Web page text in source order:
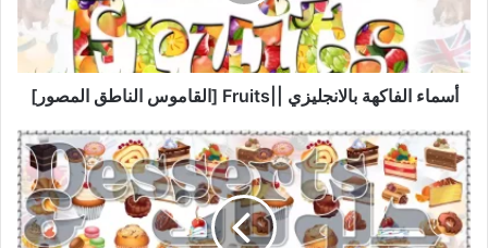
المصور]
أسماء الفاكهة بالانجليزي ||Fruits [القاموس الناطق المصور]
أسماء
الحلويات
بالانجليزية
||
Desserts